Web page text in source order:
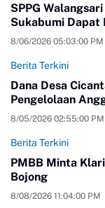
SPPG
Sukabumi Dapat
8/06/2026 05:03:00 PM
Berita Terkini
Dana Desa
Pengelolaan
8/05/2026 02:55:00 PM
Berita Terkini
PMBB Minta
Bojong
8/08/2026 11:04:00 PM